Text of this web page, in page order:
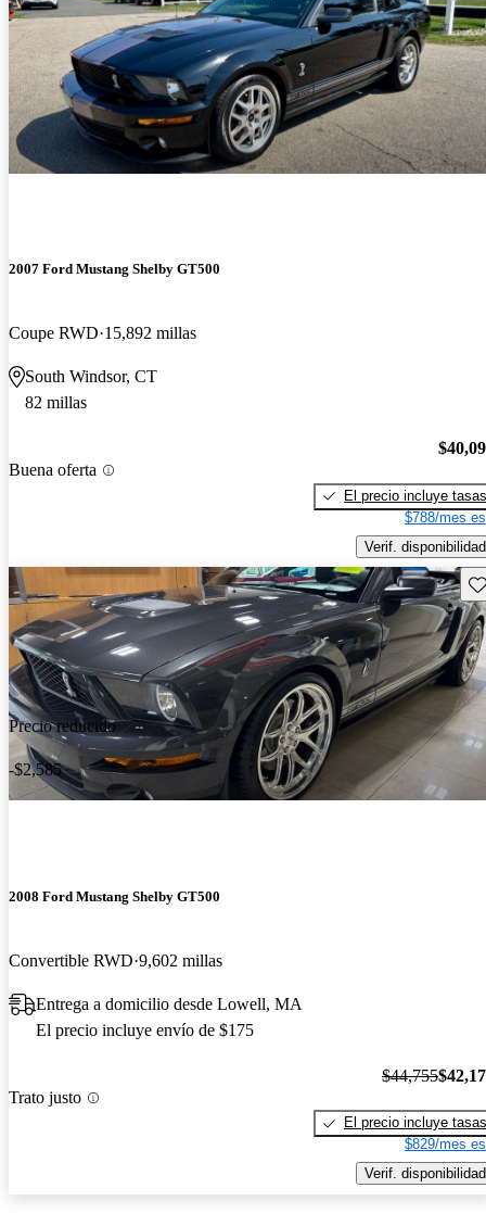
2007 Ford Mustang Shelby GT500
Coupe RWD 15,892 millas
South Windsor, CT
82 millas
Buena oferta
El precio incluye tasas
$788/mes
Verif. disponibilidad
Precio reducido
-$2,585
2008 Ford Mustang Shelby GT500
Convertible RWD 9,602 millas
Entrega a domicilio desde Lowell, MA
El precio incluye envío de $175
Trato justo
$44,755
El precio incluye tasas
$829/mes
Verif. disponibilidad